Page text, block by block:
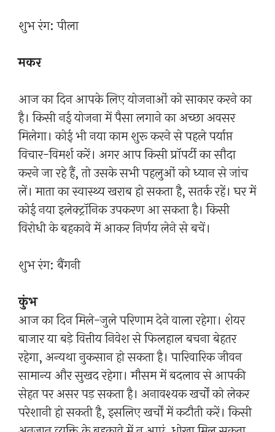
शुभ रंग: पीला
मकर
आज का दिन आपके लिए योजनाओं को साकार करने का
है। किसी नई योजना में पैसा लगाने का अच्छा अवसर
मिलेगा। कोई भी नया काम शुरू करने से पहले पर्याप्त
विचार-विमर्श करें। अगर आप किसी प्रॉपर्टी का सौदा
करने जा रहे हैं, तो उसके सभी पहलुओं को ध्यान से जांच
लें। माता का स्वास्थ्य खराब हो सकता है, सतर्क रहें। घर में
कोई नया इलेक्ट्रॉनिक उपकरण आ सकता है। किसी
विरोधी के बहकावे में आकर निर्णय लेने से बचें।
शुभ रंग: बैंगनी
कुंभ
आज का दिन मिले-जुले परिणाम देने वाला रहेगा। शेयर
बाजार या बड़े वित्तीय निवेश से फिलहाल बचना बेहतर
रहेगा, अन्यथा नुकसान हो सकता है। पारिवारिक जीवन
सामान्य और सुखद रहेगा। मौसम में बदलाव से आपकी
सेहत पर असर पड़ सकता है। अनावश्यक खर्चों को लेकर
परेशानी हो सकती है, इसलिए खर्चों में कटौती करें। किसी